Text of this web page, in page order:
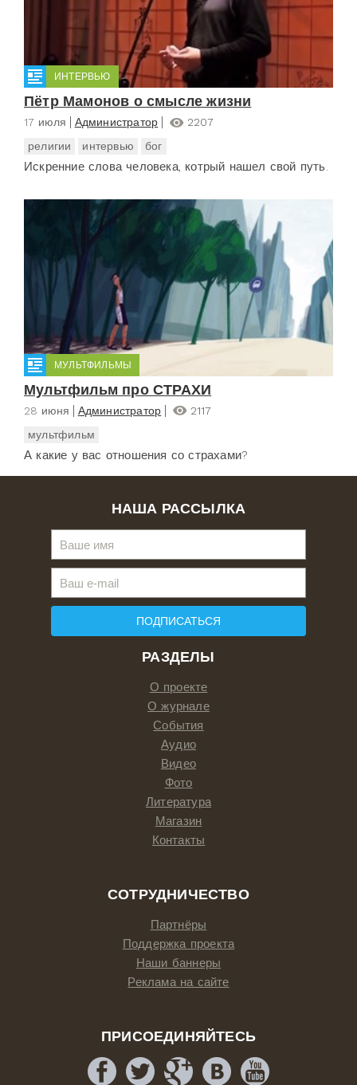
ИНТЕРВЬЮ
Пётр Мамонов о смысле жизни
17 июля Администратор
2207
религии
интервью бог
Искренние слова человека, котрый нашел свой путь.
МУЛЬТФИЛЬМЫ
Мультфильм про СТРАХИ
28 июня Администратор
2117
мультфильм
А какие у вас отношения со страхами?
РАЗДЕЛЫ
О проекте
О журнале
События
Аудио
Видео
Фото
Литература
Магазин
Контакты
СОТРУДНИЧЕСТВО
Партнёры
Поддержка проекта
Наши баннеры
Реклама на сайте
ПРИСОЕДИНЯЙТЕСЬ
НАША РАССЫЛКА
ПОДПИСАТЬСЯ